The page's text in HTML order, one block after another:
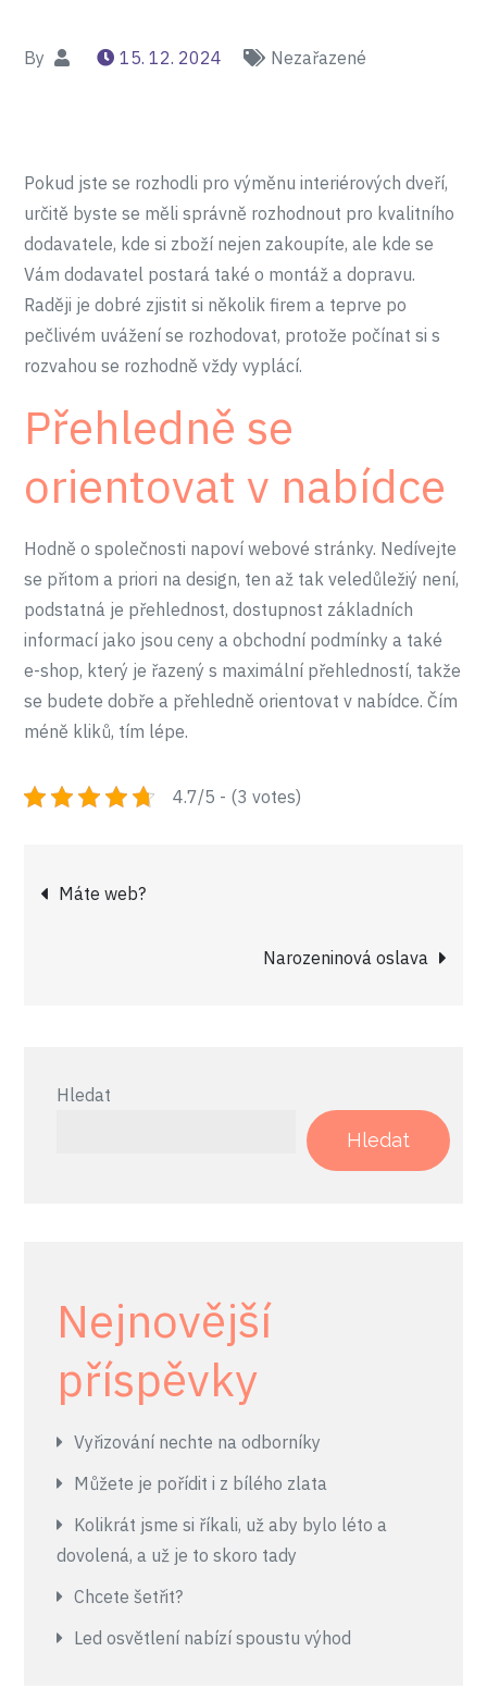
By 15. 12. 2024 Nezařazené
Pokud jste se rozhodli pro výměnuinteriérových dveří,
určitě byste se měli správně rozhodnout pro kvalitního
dodavatele, kde si zboží nejen zakoupíte, ale kde se
Vám dodavatel postará také o montáž a dopravu.
Raději je dobré zjistit si několik firem a teprve po
pečlivém uvážení se rozhodovat, protože počínat si s
rozvahou se rozhodně vždy vyplácí.
Přehledně se
orientovat v nabídce
Hodně o společnosti napoví webové stránky. Nedívejte
se přitom a priori na design, ten až tak veledůležiý není,
podstatná je přehlednost, dostupnost základních
informací jako jsou ceny a obchodní podmínky a také
e-shop, který je řazený s maximální přehledností, takže
se budete dobře a přehledně orientovat v nabídce. Čím
méně kliků, tím lépe.
4.7/5 - (3 votes)
Navigace
Máte web?
Narozeninová oslava
Hledat
Hledat
Nejnovější
příspěvky
Vyřizování nechte na odborníky
Můžete je pořídit i z bílého zlata
Kolikrát jsme si říkali, už aby bylo léto a
dovolená, a už je to skoro tady
Chcete šetřit?
Led osvětlení nabízí spoustu výhod